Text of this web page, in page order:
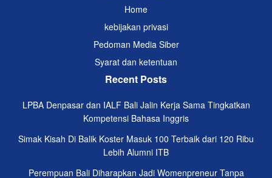
Home
kebijakan privasi
Pedoman Media Siber
Syarat dan ketentuan
Recent Posts
LPBA Denpasar dan IALF Bali Jalin Kerja Sama Tingkatkan
Kompetensi Bahasa Inggris
Simak Kisah Di Balik Koster Masuk 100 Terbaik dari 120 Ribu
Lebih Alumni ITB
Perempuan Bali Diharapkan Jadi Womenpreneur Tanpa